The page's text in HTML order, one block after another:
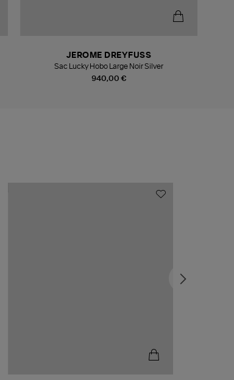
940,00 €
JEROME DREYFUSS
Sac Lucky Hobo Large Noir Silver